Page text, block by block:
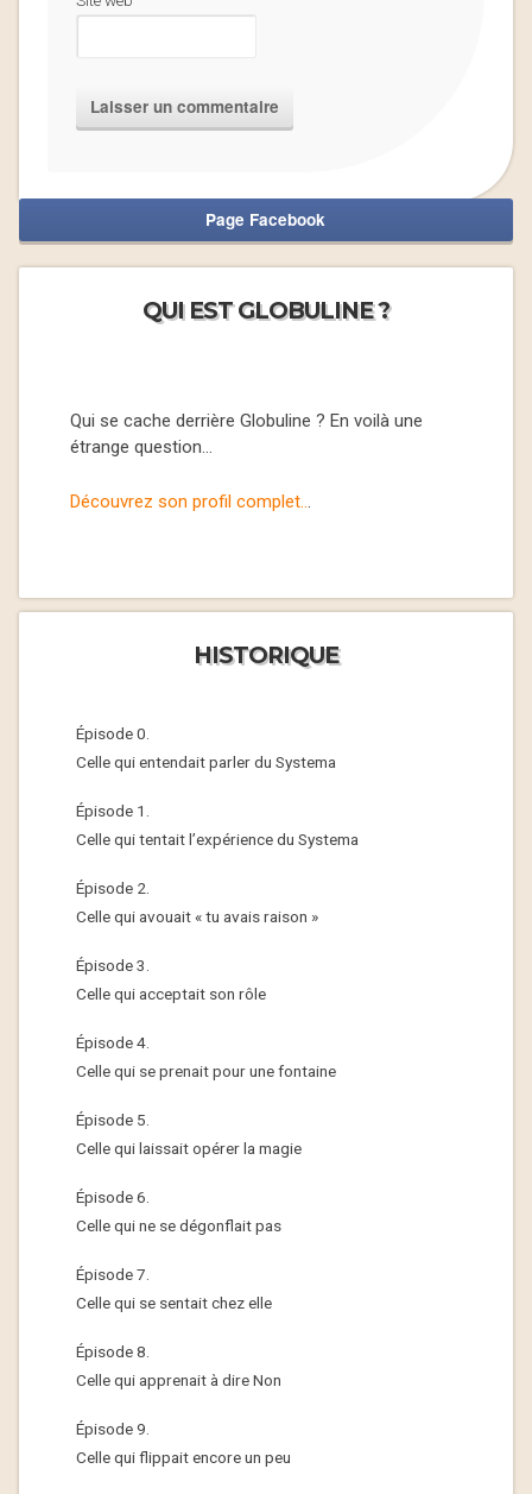
Page Facebook
QUI EST GLOBULINE ?
Qui se cache derrière Globuline ? En voilà une
étrange question…
Découvrez son profil complet...
HISTORIQUE
Épisode 0.
Celle qui entendait parler du Systema
Épisode 1.
Celle qui tentait l’expérience du Systema
Épisode 2.
Celle qui avouait « tu avais raison »
Épisode 3.
Celle qui acceptait son rôle
Épisode 4.
Celle qui se prenait pour une fontaine
Épisode 5.
Celle qui laissait opérer la magie
Épisode 6.
Celle qui ne se dégonflait pas
Épisode 7.
Celle qui se sentait chez elle
Épisode 8.
Celle qui apprenait à dire Non
Épisode 9.
Celle qui flippait encore un peu